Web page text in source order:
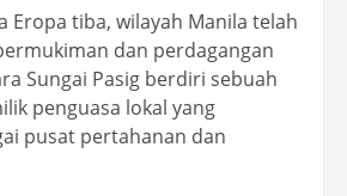
Eropa tiba, wilayah Manila telah
dan perdagangan
Sungai Pasig berdiri sebuah
penguasa lokal yang
pusat pertahanan dan